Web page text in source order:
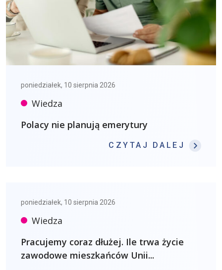
poniedziałek, 10 sierpnia 2026
Wiedza
Polacy nie planują emerytury
CZYTAJ DALEJ :
poniedziałek, 10 sierpnia 2026
Wiedza
Pracujemy coraz dłużej. Ile trwa życie
zawodowe mieszkańców Unii...